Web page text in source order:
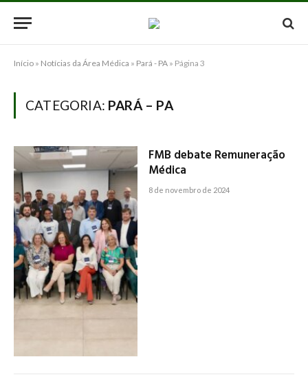
Início » Notícias da Área Médica » Pará - PA » Página 3
CATEGORIA: PARÁ – PA
FMB debate Remuneração
Médica
8 de novembro de 2024